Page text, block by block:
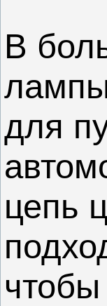
В
лампы
для
цепь
чтобы